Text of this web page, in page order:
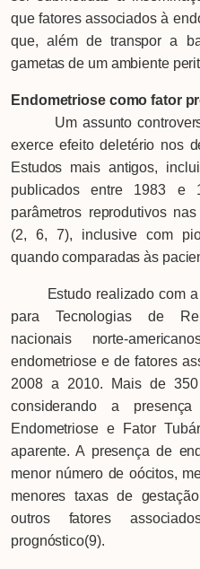
que fatores associados à
que, além de transpor a
gametas de um ambiente
Endometriose como fator
Um assunto
exerce efeito deletério nos
Estudos mais antigos,
publicados entre 1983 e
parâmetros reprodutivos
(2, 6, 7), inclusive com
quando comparadas às
Estudo realizado com a
para Tecnologias de
nacionais norte-
endometriose e de fatores
2008 a 2010. Mais de
considerando a
Endometriose e Fator
aparente. A presença de
menor número de oócitos,
menores taxas de
outros fatores
prognóstico(9).